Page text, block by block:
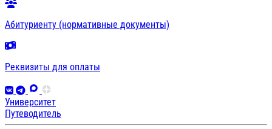
Абитуриенту (нормативные документы)
Реквизиты для оплаты
Университет
Путеводитель